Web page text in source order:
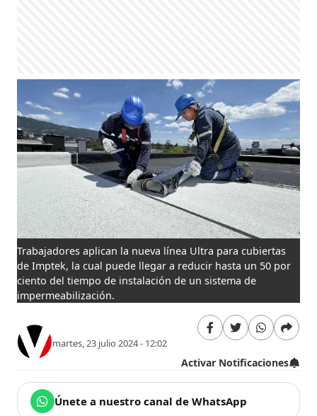
Trabajadores aplican la nueva línea Ultra para cubiertas
de Imptek, la cual puede llegar a reducir hasta un 50 por
ciento del tiempo de instalación de un sistema de
impermeabilización.
martes, 23 julio 2024 - 12:02
Activar Notificaciones
Únete a nuestro canal de WhatsApp